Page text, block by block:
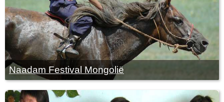
Naadam Festival Mongolië